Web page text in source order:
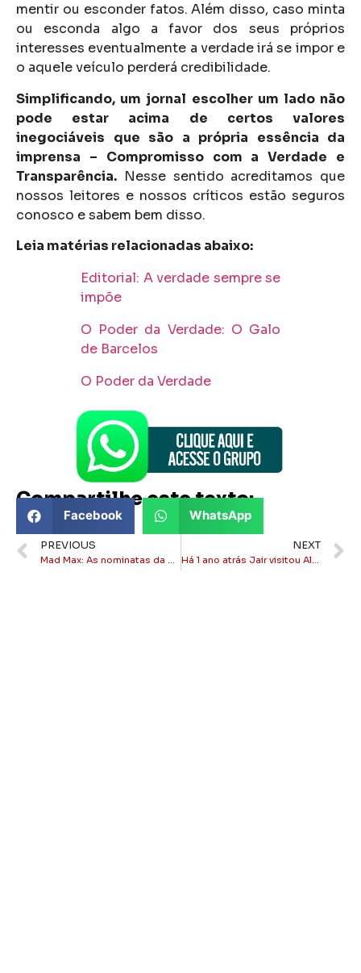
mentir ou esconder fatos. Além disso, caso minta
ou esconda algo a favor dos seus próprios
interesses eventualmente a verdade irá se impor e
o aquele veículo perderá credibilidade.
Simplificando, um jornal escolher um lado não
pode estar acima de certos valores
inegociáveis que são a própria essência da
imprensa – Compromisso com a Verdade e
Transparência. Nesse sentido acreditamos que
nossos leitores e nossos críticos estão seguros
conosco e sabem bem disso.
Leia matérias relacionadas abaixo:
Editorial: A verdade sempre se
impõe
O Poder da Verdade: O Galo
de Barcelos
O Poder da Verdade
Compartilhe este texto:
Facebook WhatsApp
PREVIOUS
Mad Max: As nominatas da morte em Itaperuna!
NEXT
Há 1 ano atrás Jair visitou Alfredão no dia dos pais, hoje são inimigos